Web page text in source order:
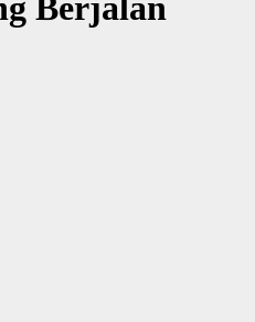
Berjalan